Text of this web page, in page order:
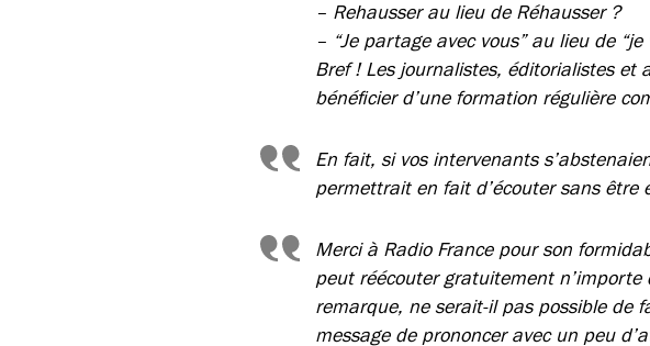
– Rehausser au lieu de Réhausser ?
– “Je partage avec vous” au lieu de
Bref ! Les journalistes, éditorialistes et
bénéficier d’une formation régulière
En fait, si vos intervenants
permettrait en fait d’écouter sans être
Merci à Radio France pour son
peut réécouter gratuitement
remarque, ne serait-il pas possible de
message de prononcer avec un peu